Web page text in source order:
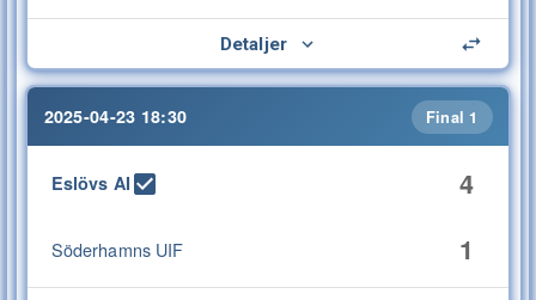
Detaljer
2025-04-23 18:30 Final 1
Eslövs AI 4
Söderhamns UIF 1